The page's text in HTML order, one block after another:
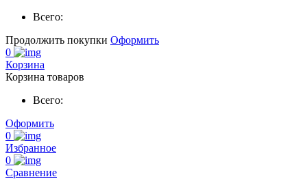
Всего:
Продолжить покупки Оформить
0
Корзина
Корзина товаров
Всего:
Оформить
0
Избранное
0
Сравнение